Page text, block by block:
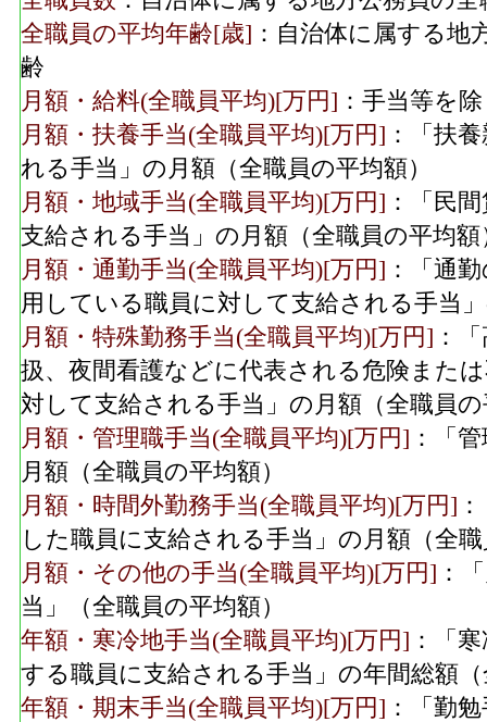
全職員の平均年齢[歳] ：自治体に属する地
齢
月額・給料(全職員平均)[万円] ：手当等を
月額・扶養手当(全職員平均)[万円] ：「扶
れる手当」の月額（全職員の平均額）
月額・地域手当(全職員平均)[万円] ：「民
支給される手当」の月額（全職員の平均額
月額・通勤手当(全職員平均)[万円] ：「通
用している職員に対して支給される手当
月額・特殊勤務手当(全職員平均)[万円] ：
扱、夜間看護などに代表される危険また
対して支給される手当」の月額（全職員
月額・管理職手当(全職員平均)[万円] ：「
月額（全職員の平均額）
月額・時間外勤務手当(全職員平均)[万円]
した職員に支給される手当」の月額（全
月額・その他の手当(全職員平均)[万円] ：
当」（全職員の平均額）
年額・寒冷地手当(全職員平均)[万円] ：「
する職員に支給される手当」の年間総額
年額・期末手当(全職員平均)[万円] ：「勤